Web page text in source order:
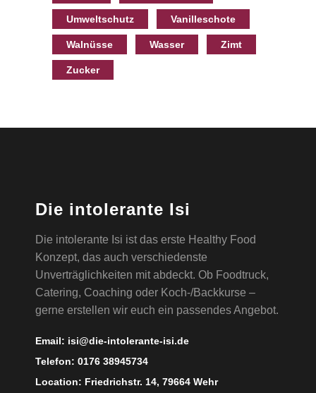
Umweltschutz Vanilleschote
Walnüsse Wasser Zimt
Zucker
Die intolerante Isi
Die intolerante Isi ist das erste Healthy Food
Konzept, das auch verschiedenste
Unverträglichkeiten mit abdeckt. Ob Foodtruck,
Catering, Coaching oder Koch-/Backkurse –
gerne erstellen wir euch ein passendes Angebot.
Email: isi@die-intolerante-isi.de
Telefon: 0176 38945734
Location: Friedrichstr. 14, 79664 Wehr